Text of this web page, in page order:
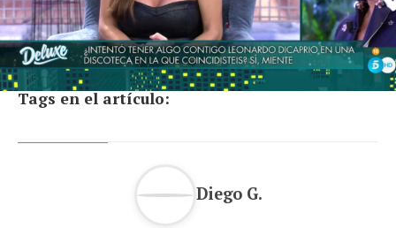
Tags en el artículo:
Diego G.